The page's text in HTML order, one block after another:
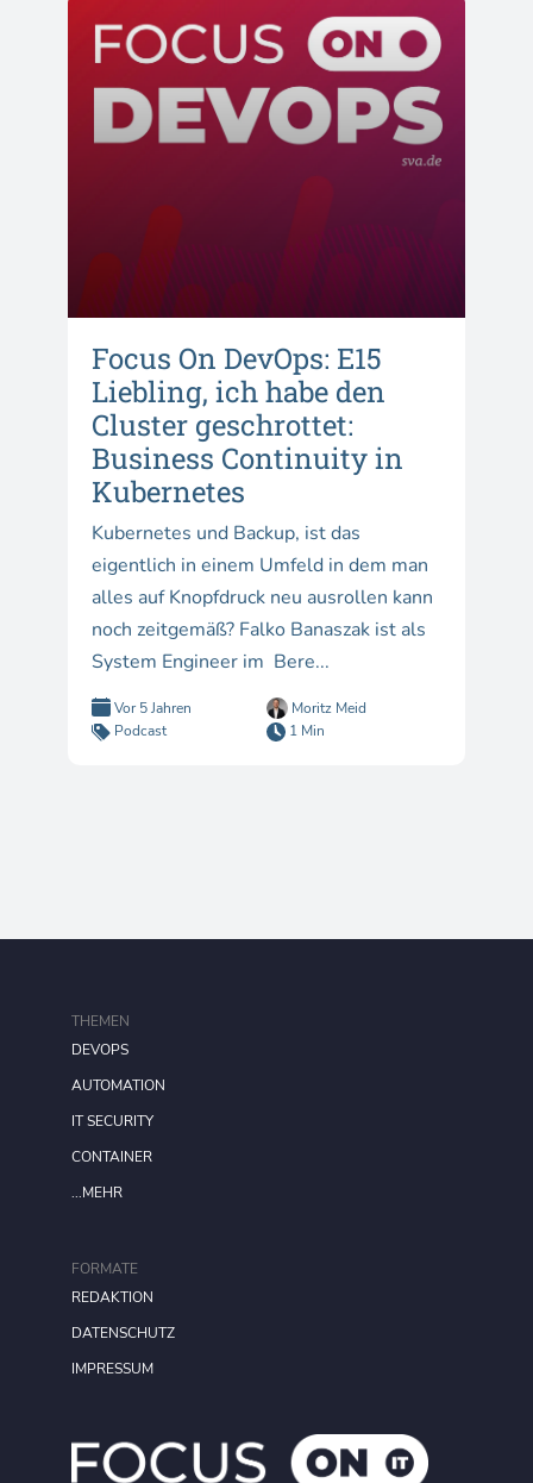
Focus On DevOps: E15
Liebling, ich habe den
Cluster geschrottet:
Business Continuity in
Kubernetes
Kubernetes und Backup, ist das
eigentlich in einem Umfeld in dem man
alles auf Knopfdruck neu ausrollen kann
noch zeitgemäß? Falko Banaszak ist als
System Engineer im Bere...
Vor 5 Jahren
Moritz Meid
Podcast
1 Min
FORMATE
REDAKTION
DATENSCHUTZ
IMPRESSUM
THEMEN
DEVOPS
AUTOMATION
IT SECURITY
CONTAINER
...MEHR